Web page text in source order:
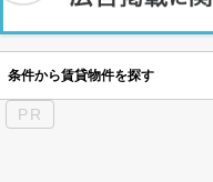
条件から賃貸物件を探す
PR